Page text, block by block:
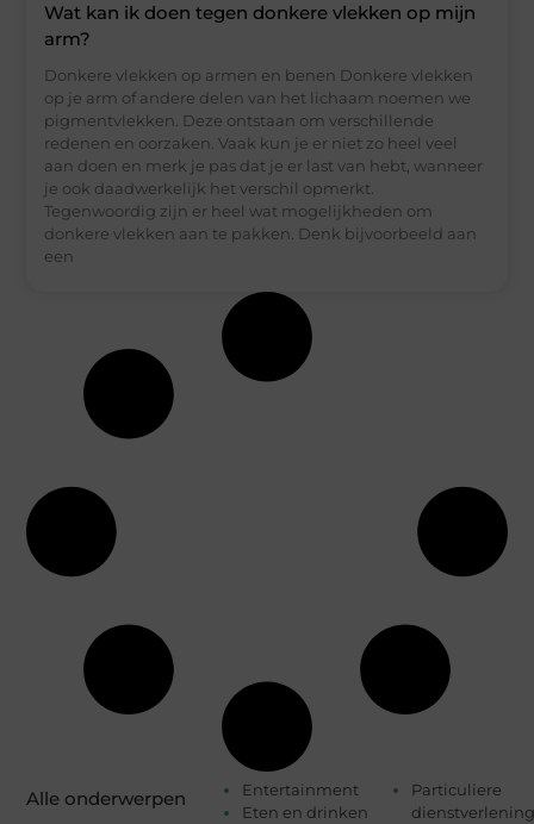
Wat kan ik doen tegen donkere vlekken op mijn
arm?
Donkere vlekken op armen en benen Donkere vlekken
op je arm of andere delen van het lichaam noemen we
pigmentvlekken. Deze ontstaan om verschillende
redenen en oorzaken. Vaak kun je er niet zo heel veel
aan doen en merk je pas dat je er last van hebt, wanneer
je ook daadwerkelijk het verschil opmerkt.
Tegenwoordig zijn er heel wat mogelijkheden om
donkere vlekken aan te pakken. Denk bijvoorbeeld aan
een
Alle onderwerpen
Entertainment
Eten en drinken
Particuliere
dienstverlening